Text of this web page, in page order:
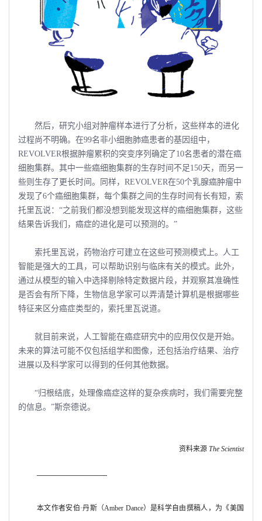
然后，研究小组对肿瘤样本进行了分析，这些样本的进化
过程尚不明确。在99名非小细胞肺癌患者的基因组中，
REVOLVER根据肿瘤累积的突变序列确定了10名患者的潜在癌
细胞集群。其中一些癌细胞集群的生存时间不足150天，而另一
些则生存了更长时间。同样，REVOLVER在50个乳腺癌肿瘤中
发现了6个癌细胞集群，每个集群之间的生存时间有长有短，索
托里瓦说：“之前我们都没想到能发现这样的癌细胞集群，这些
结果告诉我们，癌症的进化是可以预测的。”
索托里瓦说，药物治疗可建立在这些可预测模式上。人工
智能是强大的工具，可以帮助识别与临床有关的模式。此外，
通过从模型的输入中选择剔除特定数据片段，并观察其准确性
是否会有所下降，生物信息学家可以弄清楚计算机是根据哪些
特征来区分癌症类型的，索托里瓦说道。
就目前来说，人工智能在癌症研究中的应用仅仅是开始。
未来的算法可能不仅包括组学和图像，还包括治疗结果、治疗
进展以及科学家可以得到的任何其他数据。
“归根结底，处理像癌症这样的复杂疾病时，我们需要完整
的信息。”斯奈德说。
资料来源 The Scientist
——————————
本文作者安伯·丹斯（Amber Dance）是科学自由撰稿人，为《美国